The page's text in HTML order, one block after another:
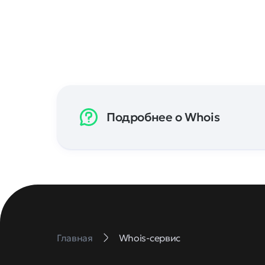
Подробнее о Whois
Главная Whois-сервис